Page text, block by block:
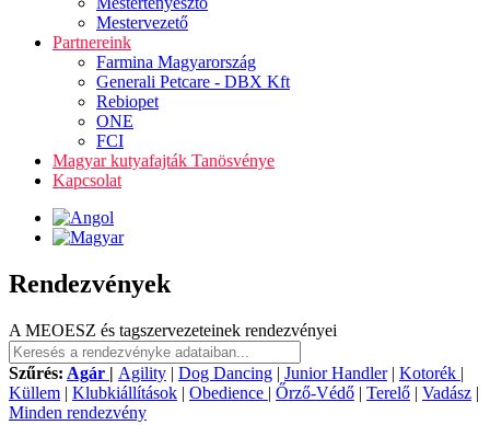
Mestervezető
Partnereink
Farmina Magyarország
Generali Petcare - DBX Kft
Rebiopet
ONE
FCI
Magyar kutyafajták Tanösvénye
Kapcsolat
Rendezvények
A MEOESZ és tagszervezeteinek rendezvényei
Szűrés: Agár | Agility | Dog Dancing | Junior Handler| Kotorék |
Küllem | Klubkiállítások | Obedience | Őrző-Védő | Terelő | Vadász |
Minden rendezvény